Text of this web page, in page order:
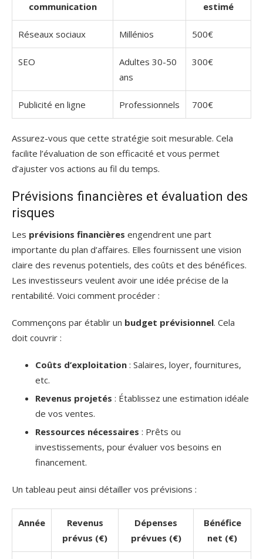
communication
estimé
Réseaux sociaux Millénios 500€
SEO
Adultes 30-50
ans
300€
Publicité en ligne Professionnels 700€
Assurez-vous que cette stratégie soit mesurable. Cela
facilite l’évaluation de son efficacité et vous permet
d’ajuster vos actions au fil du temps.
Prévisions financières et évaluation des
risques
Les prévisions financières engendrent une part
importante du plan d’affaires. Elles fournissent une vision
claire des revenus potentiels, des coûts et des bénéfices.
Les investisseurs veulent avoir une idée précise de la
rentabilité. Voici comment procéder :
Commençons par établir un budget prévisionnel. Cela
doit couvrir :
Coûts d’exploitation : Salaires, loyer, fournitures,
etc.
Revenus projetés : Établissez une estimation idéale
de vos ventes.
Ressources nécessaires : Prêts ou
investissements, pour évaluer vos besoins en
financement.
Un tableau peut ainsi détailler vos prévisions :
Année
Revenus
prévus (€)
Dépenses
prévues (€)
Bénéfice
net (€)